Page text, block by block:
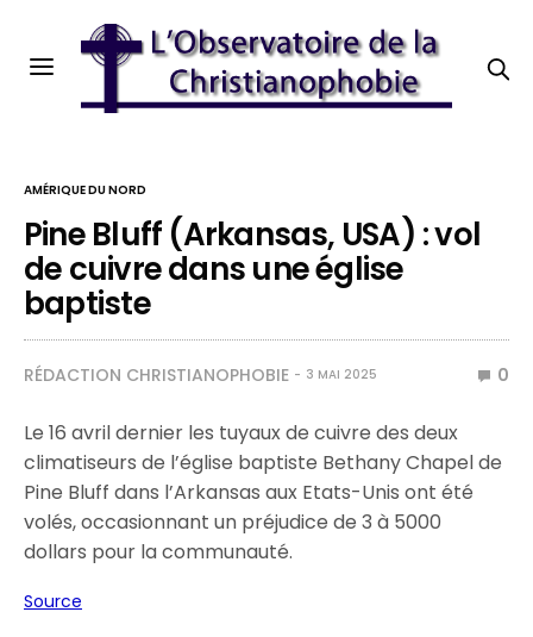
AMÉRIQUE DU NORD
Pine Bluff (Arkansas, USA) : vol
de cuivre dans une église
baptiste
RÉDACTION CHRISTIANOPHOBIE 3 MAI 2025 0
Le 16 avril dernier les tuyaux de cuivre des deux
climatiseurs de l’église baptiste Bethany Chapel de
Pine Bluff dans l’Arkansas aux Etats-Unis ont été
volés, occasionnant un préjudice de 3 à 5000
dollars pour la communauté.
Source